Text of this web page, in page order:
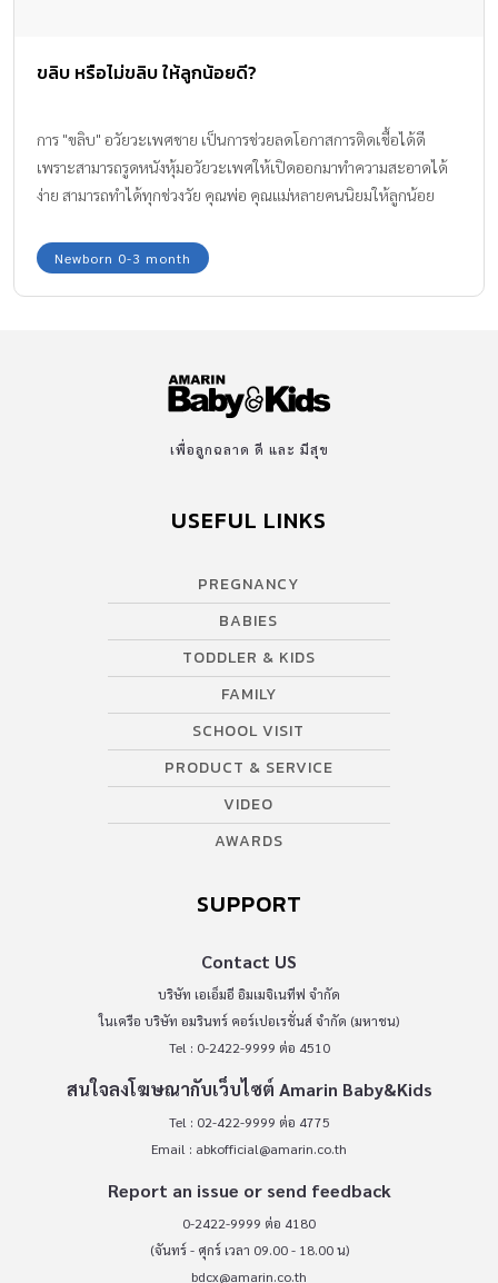
ขลิบ หรือไม่ขลิบ ให้ลูกน้อยดี?
การ "ขลิบ" อวัยวะเพศชาย เป็นการช่วยลดโอกาสการติดเชื้อได้ดี
เพราะสามารถรูดหนังหุ้มอวัยวะเพศให้เปิดออกมาทำความสะอาดได้
ง่าย สามารถทำได้ทุกช่วงวัย คุณพ่อ คุณแม่หลายคนนิยมให้ลูกน้อย
ไปจนโต
Newborn 0-3 month
เพื่อลูกฉลาด ดี และ มีสุข
USEFUL LINKS
PREGNANCY
BABIES
TODDLER & KIDS
FAMILY
SCHOOL VISIT
PRODUCT & SERVICE
VIDEO
AWARDS
SUPPORT
Contact US
บริษัท เอเอ็มอี อิมเมจิเนทีฟ จำกัด
ในเครือ บริษัท อมรินทร์ คอร์เปอเรชั่นส์ จำกัด (มหาชน)
Tel : 0-2422-9999 ต่อ 4510
สนใจลงโฆษณากับเว็บไซต์ Amarin Baby&Kids
Tel : 02-422-9999 ต่อ 4775
Email : abkofficial@amarin.co.th
Report an issue or send feedback
0-2422-9999 ต่อ 4180
(จันทร์ - ศุกร์ เวลา 09.00 - 18.00 น)
bdcx@amarin.co.th